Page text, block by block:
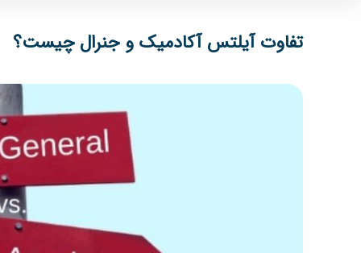
تفاوت آیلتس آکادمیک و جنرال چیست؟